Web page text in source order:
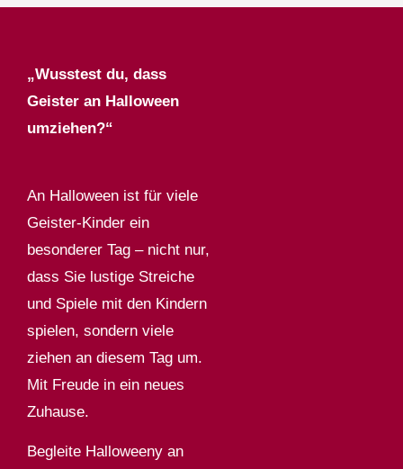
„Wusstest du, dass
Geister an Halloween
umziehen?“
An Halloween ist für viele
Geister-Kinder ein
besonderer Tag – nicht nur,
dass Sie lustige Streiche
und Spiele mit den Kindern
spielen, sondern viele
ziehen an diesem Tag um.
Mit Freude in ein neues
Zuhause.
Begleite Halloweeny an